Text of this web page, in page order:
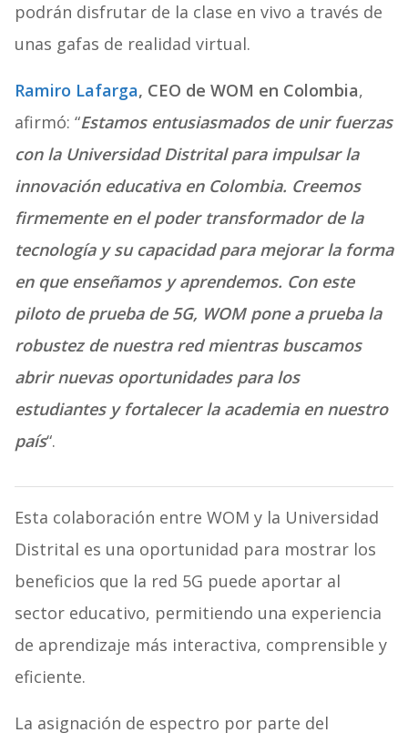
podrán disfrutar de la clase en vivo a través de
unas gafas de realidad virtual.
Ramiro Lafarga, CEO de WOM en Colombia,
afirmó: “Estamos entusiasmados de unir fuerzas
con la Universidad Distrital para impulsar la
innovación educativa en Colombia. Creemos
firmemente en el poder transformador de la
tecnología y su capacidad para mejorar la forma
en que enseñamos y aprendemos. Con este
piloto de prueba de 5G, WOM pone a prueba la
robustez de nuestra red mientras buscamos
abrir nuevas oportunidades para los
estudiantes y fortalecer la academia en nuestro
país“.
Esta colaboración entre WOM y la Universidad
Distrital es una oportunidad para mostrar los
beneficios que la red 5G puede aportar al
sector educativo, permitiendo una experiencia
de aprendizaje más interactiva, comprensible y
eficiente.
La asignación de espectro por parte del